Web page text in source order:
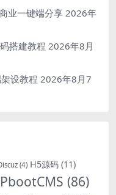
业一键端分享 2026年
搭建教程 2026年8月
设教程 2026年8月7
(4) H5源码 (11)
PbootCMS (86)